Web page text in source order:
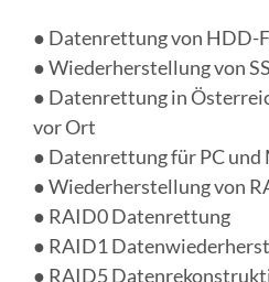
● Datenrettung von HDD-
● Wiederherstellung von
● Datenrettung in
vor Ort
● Datenrettung für PC und
● Wiederherstellung von
● RAID0 Datenrettung
● RAID1
● RAID5